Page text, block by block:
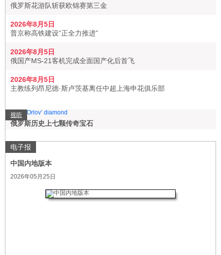
俄罗斯花游队斩获欧锦赛第三金
2026年8月5日
普京称高铁建设“正全力推进”
2026年8月5日
俄国产MS-21客机完成全面国产化后首飞
2026年8月5日
主教练列昂尼德·斯卢茨基离任中超上海申花俱乐部
视听
俄罗斯历史上七颗传奇宝石
电子报
中国内地版本
2026年05月25日